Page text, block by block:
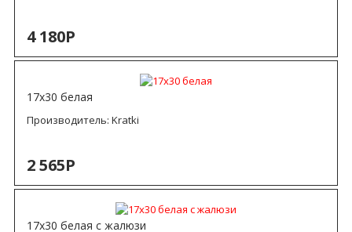
4 180Р
17х30 белая
Производитель: Kratki
2 565Р
17х30 белая с жалюзи